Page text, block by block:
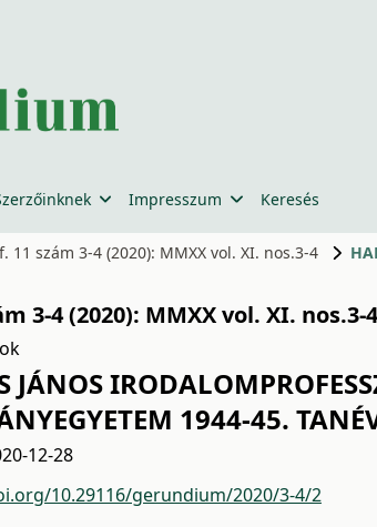
Impresszum Keresés
11 szám 3-4 (2020): MMXX vol. XI. nos.3-4
3-4 (2020): MMXX vol. XI. nos.3-4
JÁNOS
1944-45.
12-28
10.29116/gerundium/2020/3-4/2